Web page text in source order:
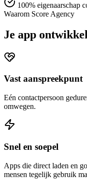
100% eigenaarschap
Waarom Score Agency
Je app
Vast aanspreekpunt
Eén contactpersoon
omwegen.
Snel en soepel
Apps die direct laden en
mensen tegelijk gebruik